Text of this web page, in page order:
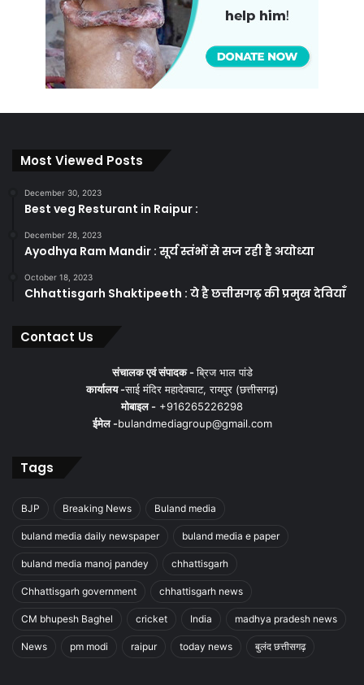
Most Viewed Posts
December 30, 2023
Best veg Resturant in Raipur :
December 28, 2023
Ayodhya Ram Mandir : सूर्य स्तंभों से सज रही है अयोध्या
October 18, 2023
Chhattisgarh Shaktipeeth : ये है छत्तीसगढ़ की प्रमुख देवियाँ
Contact Us
संचालक एवं संपादक -ब्रिज भाल पांडे
कार्यालय -साई मंदिर महादेवघाट, रायपुर (छत्तीसगढ़)
मोबाइल - +916265226298
ईमेल -bulandmediagroup@gmail.com
Tags
BJP Breaking News Buland media
buland media daily newspaper buland media e paper
buland media manoj pandey chhattisgarh
Chhattisgarh government chhattisgarh news
CM bhupesh Baghel cricket India madhya pradesh news
News pm modi raipur today news बुलंद छत्तीसगढ़